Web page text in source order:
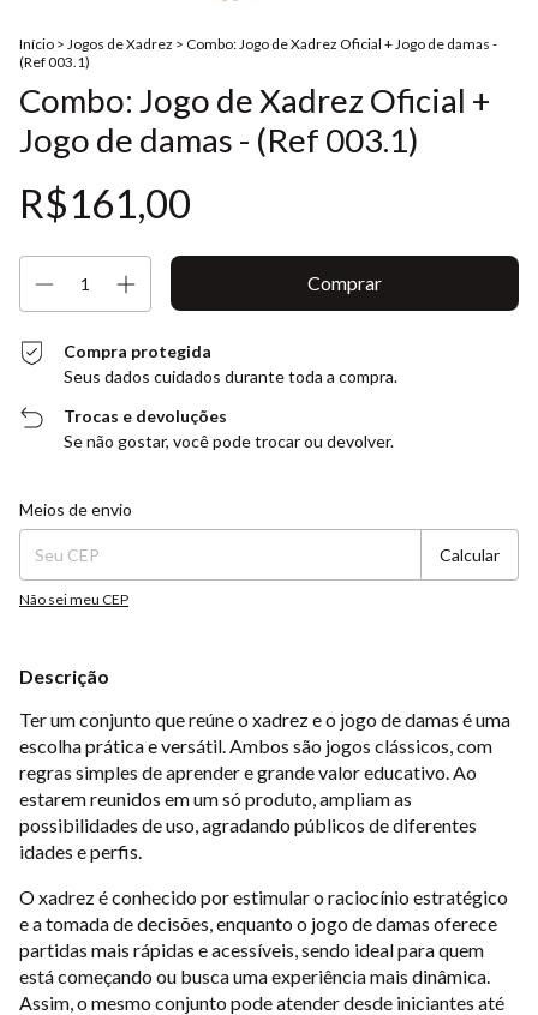
Início > Jogos de Xadrez > Combo: Jogo de Xadrez Oficial + Jogo de damas -
(Ref 003.1)
Combo: Jogo de Xadrez Oficial +
Jogo de damas - (Ref 003.1)
R$161,00
Compra protegida
Seus dados cuidados durante toda a compra.
Trocas e devoluções
Se não gostar, você pode trocar ou devolver.
Entregas para o CEP:
Meios de envio
Calcular
Não sei meu CEP
Descrição
Ter um conjunto que reúne o xadrez e o jogo de damas é uma
escolha prática e versátil. Ambos são jogos clássicos, com
regras simples de aprender e grande valor educativo. Ao
estarem reunidos em um só produto, ampliam as
possibilidades de uso, agradando públicos de diferentes
idades e perfis.
O xadrez é conhecido por estimular o raciocínio estratégico
e a tomada de decisões, enquanto o jogo de damas oferece
partidas mais rápidas e acessíveis, sendo ideal para quem
está começando ou busca uma experiência mais dinâmica.
Assim, o mesmo conjunto pode atender desde iniciantes até